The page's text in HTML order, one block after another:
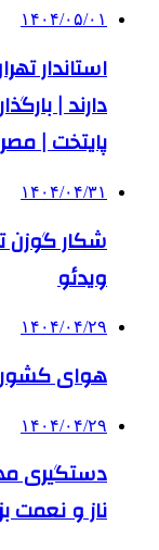
۱۴۰۴/۰۵/۰۱
پایتخت | مصرف ۵ برابری آب شرب
۱۴۰۴/۰۴/۳۱
شکار گوزن
ویدئو
۱۴۰۴/۰۴/۲۹
هوای کشور
۱۴۰۴/۰۴/۲۹
دستگیری
ناز و نعمت